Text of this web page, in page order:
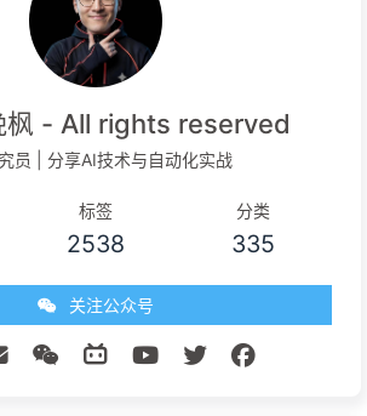
枫 - All rights reserved
员 | 分享AI技术与自动化实战
标签
2538
分类
335
关注公众号